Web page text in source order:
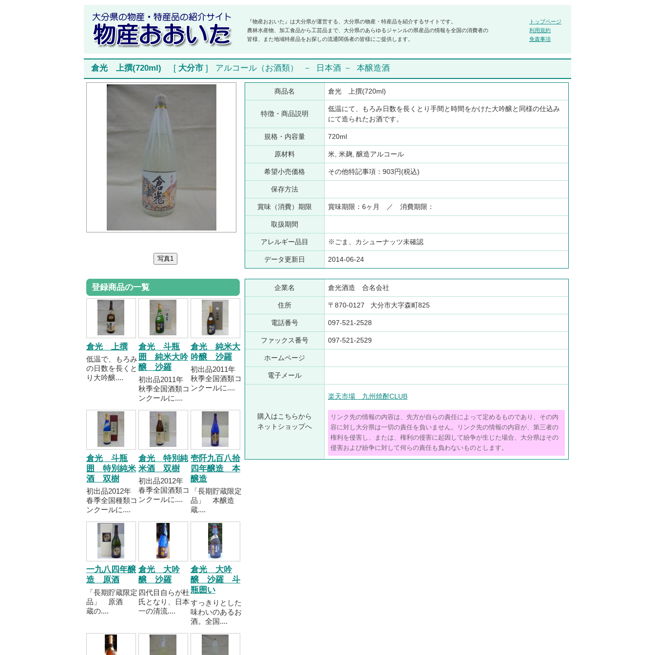
『物産おおいた』は大分県が運営する、大分県の物産・特産品を紹介するサイトです。
農林水産物、加工食品から工芸品まで、大分県のあらゆるジャンルの県産品の情報を全国の消費者の
皆様、また地域特産品をお探しの流通関係者の皆様にご提供します。
トップページ
利用規約
免責事項
倉光 上撰(720ml) [ 大分市 ] アルコール（お酒類） － 日本酒 － 本醸造酒
商品名 倉光 上撰(720ml)
特徴・商品説明
低温にて、もろみ日数を長くとり手間と時間をかけた大吟醸と同様の仕込み
にて造られたお酒です。
規格・内容量 720ml
原材料 米, 米麹, 醸造アルコール
希望小売価格 その他特記事項：903円(税込)
保存方法
賞味（消費）期限 賞味期限：6ヶ月 ／ 消費期限：
取扱期間
アレルギー品目 ※ごま、カシューナッツ未確認
データ更新日 2014-06-24
登録商品の一覧
倉光 上撰
低温で、もろみ
の日数を長くと
り大吟醸....
倉光 斗瓶
囲 純米大吟
醸 沙羅
初出品2011年
秋季全国酒類コ
ンクールに....
倉光 純米大
吟醸 沙羅
初出品2011年
秋季全国酒類コ
ンクールに....
倉光 斗瓶
囲 特別純米
酒 双樹
初出品2012年
春季全国種類コ
ンクールに....
倉光 特別純
米酒 双樹
初出品2012年
春季全国酒類コ
ンクールに....
壱阡九百八拾
四年醸造 本
醸造
「長期貯蔵限定
品」 本醸造
蔵....
一九八四年醸
造 原酒
「長期貯蔵限定
品」 原酒
蔵の....
倉光 大吟
醸 沙羅
四代目自らが杜
氏となり、日本
一の清流....
倉光 大吟
醸 沙羅 斗
瓶囲い
すっきりとした
味わいのあるお
酒。全国....
企業名 倉光酒造 合名会社
住所 〒870-0127 大分市大字森町825
電話番号 097-521-2528
ファックス番号 097-521-2529
ホームページ
電子メール
購入はこちらから
ネットショップへ
楽天市場 九州焼酎CLUB
リンク先の情報の内容は、先方が自らの責任によって定めるものであり、その内
容に対し大分県は一切の責任を負いません。リンク先の情報の内容が、第三者の
権利を侵害し、または、権利の侵害に起因して紛争が生じた場合、大分県はその
侵害および紛争に対して何らの責任も負わないものとします。